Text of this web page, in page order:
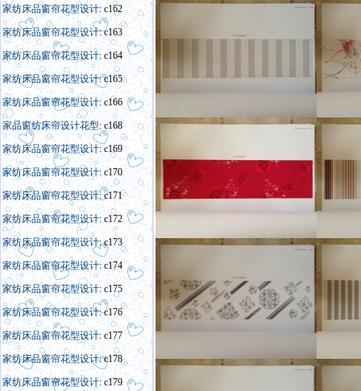
家纺床品窗帘花型设计: c162
家纺床品窗帘花型设计: c163
家纺床品窗帘花型设计: c164
家纺床品窗帘花型设计: c165
家纺床品窗帘花型设计: c166
家品窗纺床帘设计花型: c168
家纺床品窗帘花型设计: c169
家纺床品窗帘花型设计: c170
家纺床品窗帘花型设计: c171
家纺床品窗帘花型设计: c172
家纺床品窗帘花型设计: c173
家纺床品窗帘花型设计: c174
家纺床品窗帘花型设计: c175
家纺床品窗帘花型设计: c176
家纺床品窗帘花型设计: c177
家纺床品窗帘花型设计: c178
家纺床品窗帘花型设计: c179